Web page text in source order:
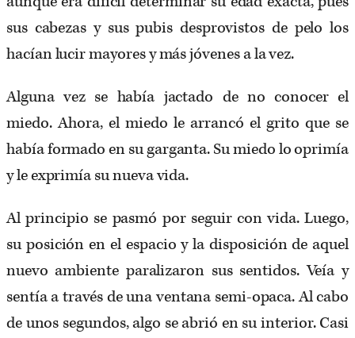
sus cabezas y sus pubis desprovistos de pelo los
hacían lucir mayores y más jóvenes a la vez.
Alguna vez se había jactado de no conocer el
miedo. Ahora, el miedo le arrancó el grito que se
había formado en su garganta. Su miedo lo oprimía
y le exprimía su nueva vida.
Al principio se pasmó por seguir con vida. Luego,
su posición en el espacio y la disposición de aquel
nuevo ambiente paralizaron sus sentidos. Veía y
sentía a través de una ventana semi-opaca. Al cabo
de unos segundos, algo se abrió en su interior. Casi